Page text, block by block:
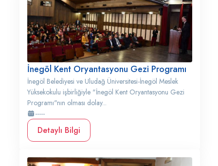
İnegöl Kent Oryantasyonu Gezi Programı
İnegöl Belediyesi ve Uludağ Üniversitesi-İnegöl Meslek
Yüksekokulu işbirliğiyle "İnegöl Kent Oryantasyonu Gezi
Programı"nın olması dolay...
-----
Detaylı Bilgi